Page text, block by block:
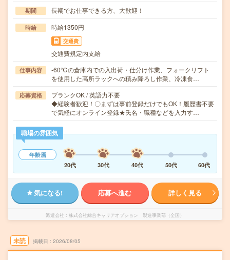
期間 長期でお仕事できる方、大歓迎！
時給 時給1350円
交通費
交通費規定内支給
仕事内容
-60℃の倉庫内での入出荷・仕分け作業、フォークリフト
を使用した高所ラックへの積み降ろし作業、冷凍食…
応募資格
ブランクOK / 英語力不要
◆経験者歓迎！〇まずは事前登録だけでもOK！履歴書不要
で気軽にオンライン登録★氏名・職種などを入力す…
職場の雰囲気
年齢層
20代
30代 40代 50代 60代
気になる! 応募へ進む 詳しく見る
派遣会社 株式会社綜合キャリアオプション 製造事業部（全国）
未読 掲載日 2026/08/05